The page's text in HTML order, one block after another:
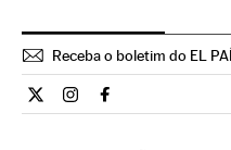
Receba o boletim do EL
Internacional El País
Internacional El País
Internacional El